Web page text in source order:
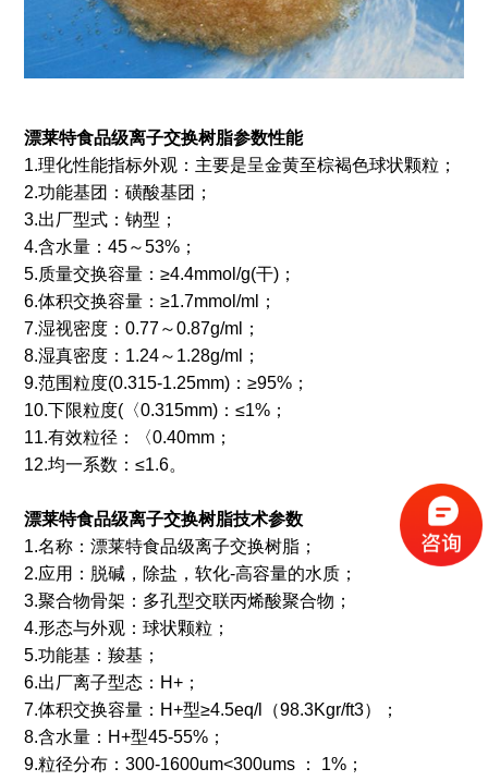
漂莱特食品级离子交换树脂参数性能
1.理化性能指标外观：主要是呈金黄至棕褐色球状颗粒；
2.功能基团：磺酸基团；
3.出厂型式：钠型；
4.含水量：45～53%；
5.质量交换容量：≥4.4mmol/g(干)；
6.体积交换容量：≥1.7mmol/ml；
7.湿视密度：0.77～0.87g/ml；
8.湿真密度：1.24～1.28g/ml；
9.范围粒度(0.315-1.25mm)：≥95%；
10.下限粒度(〈0.315mm)：≤1%；
11.有效粒径：〈0.40mm；
12.均一系数：≤1.6。
漂莱特食品级离子交换树脂技术参数
1.名称：漂莱特食品级离子交换树脂；
2.应用：脱碱，除盐，软化-高容量的水质；
3.聚合物骨架：多孔型交联丙烯酸聚合物；
4.形态与外观：球状颗粒；
5.功能基：羧基；
6.出厂离子型态：H+；
7.体积交换容量：H+型≥4.5eq/l（98.3Kgr/ft3）；
8.含水量：H+型45-55%；
9.粒径分布：300-1600um<300ums ： 1%；